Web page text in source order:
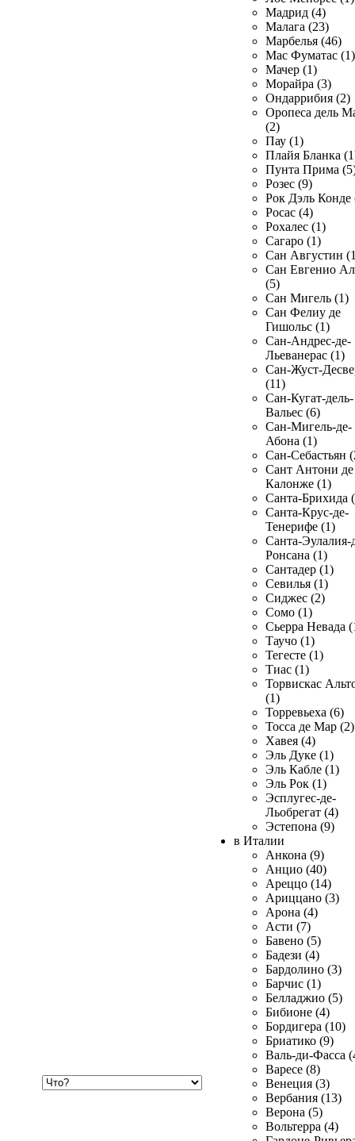
Мадрид (4)
Малага (23)
Марбелья (46)
Мас Фуматас (1)
Мачер (1)
Морайра (3)
Ондаррибия (2)
Оропеса дель
(2)
Пау (1)
Плайя Бланка
Пунта Прима
Розес (9)
Рок Дэль Конде
Росас (4)
Рохалес (1)
Сагаро (1)
Сан Августин
Сан Евгенио
(5)
Сан Мигель (1)
Сан Фелиу де
Гишольс (1)
Сан-Андрес-де-
Льеванерас (1)
Сан-Жуст-
(11)
Сан-Кугат-дель-
Вальес (6)
Сан-Мигель-де-
Абона (1)
Сан-Себастьян
Сант Антони де
Калонже (1)
Санта-Брихида
Санта-Крус-де-
Тенерифе (1)
Санта-Эулалия-
Ронсана (1)
Сантадер (1)
Севилья (1)
Сиджес (2)
Сомо (1)
Сьерра Невада
Таучо (1)
Тегесте (1)
Тиас (1)
Торвискас
(1)
Торревьеха (6)
Тосса де Мар (2)
Хавея (4)
Эль Дуке (1)
Эль Кабле (1)
Эль Рок (1)
Эсплугес-де-
Льобрегат (4)
Эстепона (9)
в Италии
Анкона (9)
Анцио (40)
Ареццо (14)
Ариццано (3)
Арона (4)
Асти (7)
Бавено (5)
Бадези (4)
Бардолино (3)
Барчис (1)
Белладжио (5)
Бибионе (4)
Бордигера (10)
Бриатико (9)
Валь-ди-Фасса
Варесе (8)
Венеция (3)
Вербания (13)
Верона (5)
Вольтерра (4)